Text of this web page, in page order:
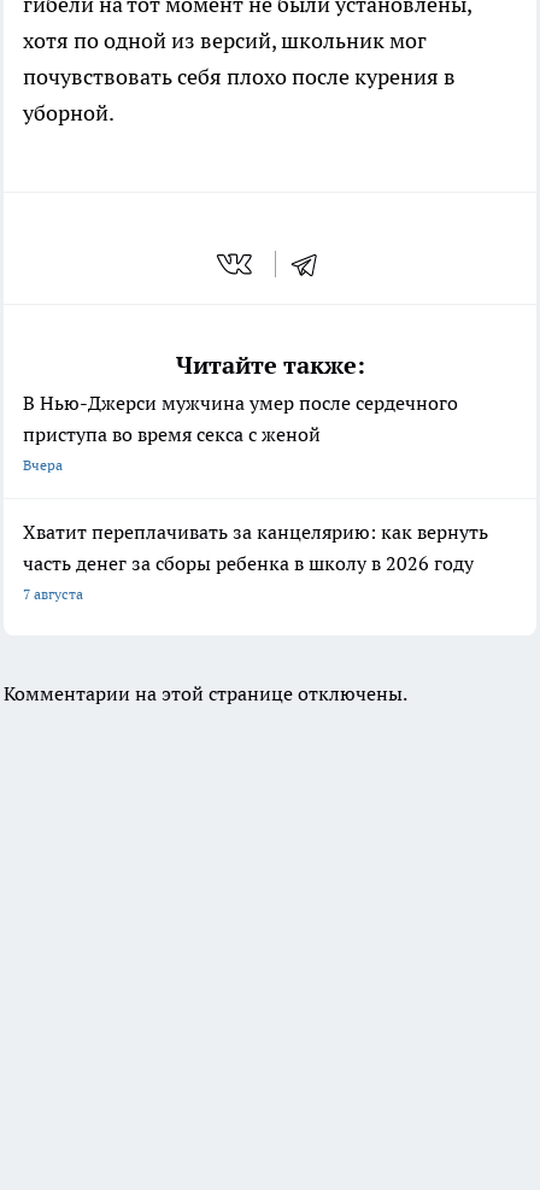
хотя по одной из версий, школьник мог
почувствовать себя плохо после курения в
уборной.
Читайте также:
В Нью-Джерси мужчина умер после сердечного
приступа во время секса с женой
Вчера
Хватит переплачивать за канцелярию: как вернуть
часть денег за сборы ребенка в школу в 2026 году
7 августа
Комментарии на этой странице отключены.